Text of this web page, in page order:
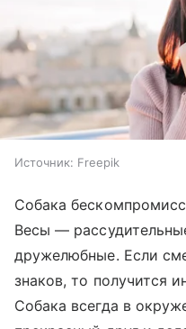
Источник: Freepik
Собака
Весы —
дружелюбные. Если
знаков, то получится
Собака всегда в